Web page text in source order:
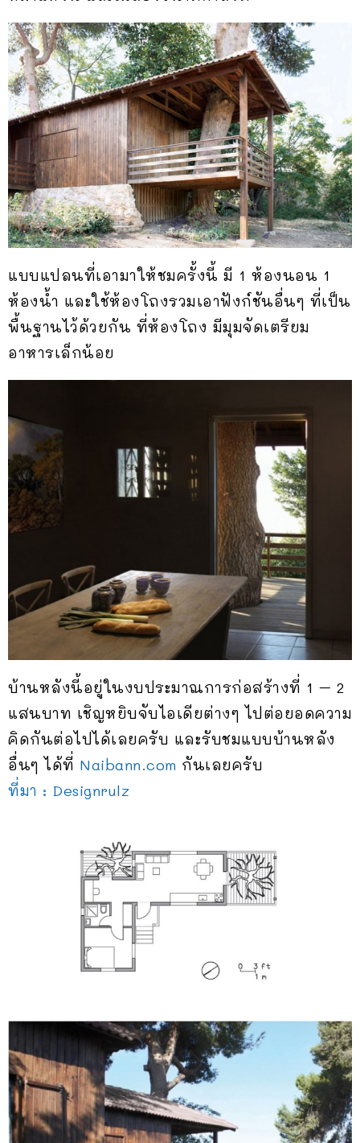
แบบแปลนที่เอามาให้ชมครั้งนี้ มี 1 ห้องนอน 1
ห้องน้ำ และใช้ห้องโถงรวมเอาฟังก์ชันอื่นๆ ที่เป็น
พื้นฐานไว้ด้วยกัน ที่ห้องโถง มีมุมจัดเตรียม
อาหารเล็กน้อย
บ้านหลังนี้อยู่ในงบประมาณการก่อสร้างที่ 1 – 2
แสนบาท เชิญหยิบจับไอเดียต่างๆ ไปต่อยอดความ
คิดกันต่อไปได้เลยครับ และรับชมแบบบ้านหลัง
อื่นๆ ได้ที่ Naibann.com กันเลยครับ
ที่มา : Designrulz